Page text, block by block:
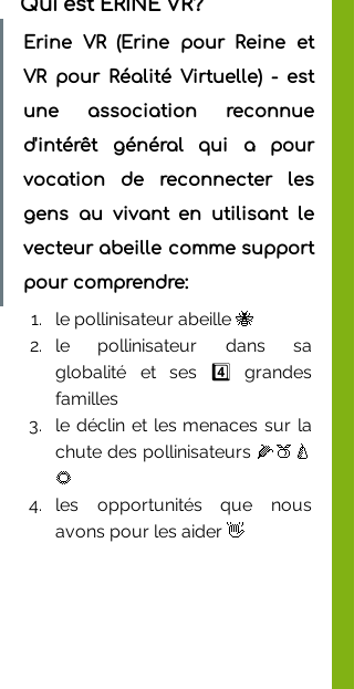
Qui est ERINE VR?
Erine VR (Erine pour Reine et
VR pour Réalité Virtuelle) - est
une association reconnue
d'intérêt général qui a pour
vocation de reconnecter les
gens au vivant en utilisant le
vecteur abeille comme support
pour comprendre:
le pollinisateur abeille 🐝
le pollinisateur dans sa
globalité et ses 4️⃣ grandes
familles
le déclin et les menaces sur la
chute des pollinisateurs 🌽🍑🍐
🌻
les opportunités que nous
avons pour les aider 👋